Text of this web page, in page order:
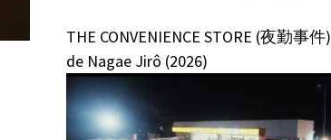
THE CONVENIENCE STORE (夜勤事件)
de Nagae Jirô (2026)